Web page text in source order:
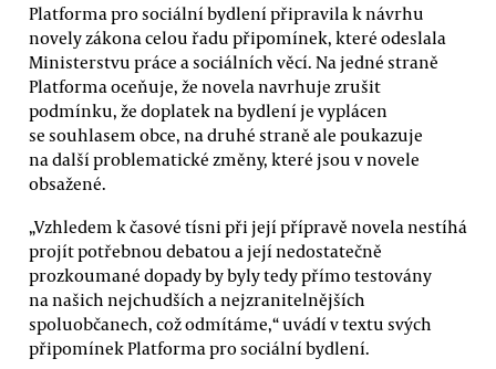
Platforma pro sociální bydlení připravila k návrhu
novely zákona celou řadu připomínek, které odeslala
Ministerstvu práce a sociálních věcí. Na jedné straně
Platforma oceňuje, že novela navrhuje zrušit
podmínku, že doplatek na bydlení je vyplácen
se souhlasem obce, na druhé straně ale poukazuje
na další problematické změny, které jsou v novele
obsažené.
„Vzhledem k časové tísni při její přípravě novela nestíhá
projít potřebnou debatou a její nedostatečně
prozkoumané dopady by byly tedy přímo testovány
na našich nejchudších a nejzranitelnějších
spoluobčanech, což odmítáme,“ uvádí v textu svých
připomínek Platforma pro sociální bydlení.